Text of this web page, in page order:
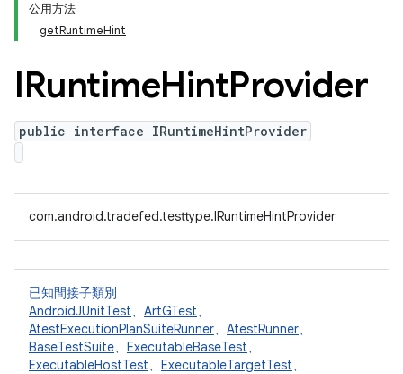
公用方法
getRuntimeHint
IRuntimeHintProvider
public interface IRuntimeHintProvider
com.android.tradefed.testtype.IRuntimeHintProvider
已知間接子類別
AndroidJUnitTest、 ArtGTest、
AtestExecutionPlanSuiteRunner、 AtestRunner、
BaseTestSuite、 ExecutableBaseTest、
ExecutableHostTest、 ExecutableTargetTest、